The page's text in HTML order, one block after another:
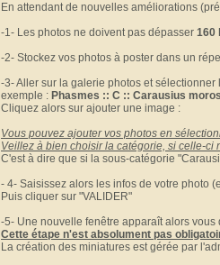
En attendant de nouvelles améliorations
-1- Les photos ne doivent pas dépasser 160
-2- Stockez vos photos à poster dans un
-3- Aller sur la galerie photos et
exemple : Phasmes :: C :: Carausius
Cliquez alors sur ajouter une image :
Vous pouvez ajouter vos photos en
Veillez à bien choisir la catégorie, si celle-ci
C'est à dire que si la sous-catégorie
- 4- Saisissez alors les infos de votre photo
Puis cliquer sur "VALIDER"
-5- Une nouvelle fenêtre apparaît alors
Cette étape n'est absolument pas
La création des miniatures est gérée par